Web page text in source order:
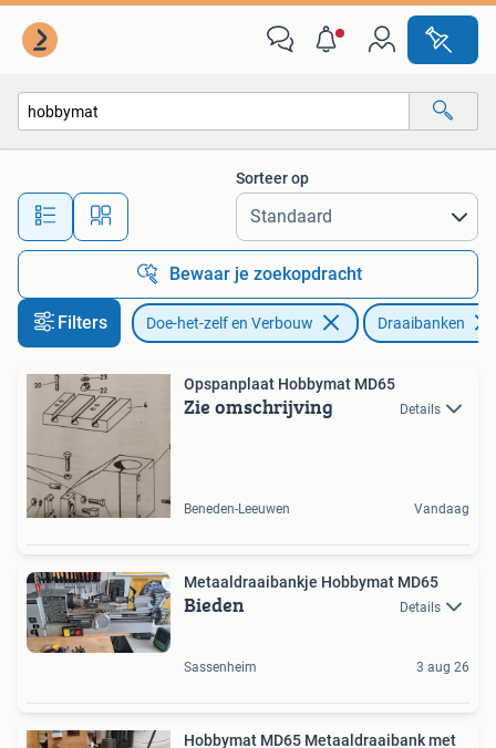
Alle afstanden…
Sorteer op
Bewaar je zoekopdracht
Filters Doe-het-zelf en Verbouw Draaibanken
Opspanplaat Hobbymat MD65
Zie omschrijving Details
Beneden-Leeuwen Vandaag
Metaaldraaibankje Hobbymat MD65
Bieden Details
Sassenheim 3 aug 26
Hobbymat MD65 Metaaldraaibank met